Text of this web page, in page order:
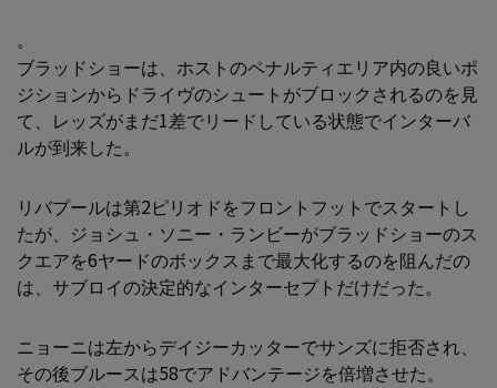
。
ブラッドショーは、ホストのペナルティエリア内の良いポ
ジションからドライヴのシュートがブロックされるのを見
て、レッズがまだ1差でリードしている状態でインターバ
ルが到来した。
リバプールは第2ピリオドをフロントフットでスタートし
たが、ジョシュ・ソニー・ランビーがブラッドショーのス
クエアを6ヤードのボックスまで最大化するのを阻んだの
は、サブロイの決定的なインターセプトだけだった。
ニョーニは左からデイジーカッターでサンズに拒否され、
その後ブルースは58でアドバンテージを倍増させた。